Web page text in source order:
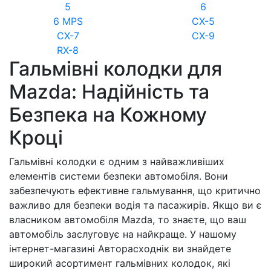
5
6
6 MPS
CX-5
CX-7
CX-9
RX-8
Гальмівні колодки для
Mazda: Надійність та
Безпека на Кожному
Кроці
Гальмівні колодки є одним з найважливіших
елементів системи безпеки автомобіля. Вони
забезпечують ефективне гальмування, що критично
важливо для безпеки водія та пасажирів. Якщо ви є
власником автомобіля Mazda, то знаєте, що ваш
автомобіль заслуговує на найкраще. У нашому
інтернет-магазині Авторасходнік ви знайдете
широкий асортимент гальмівних колодок, які